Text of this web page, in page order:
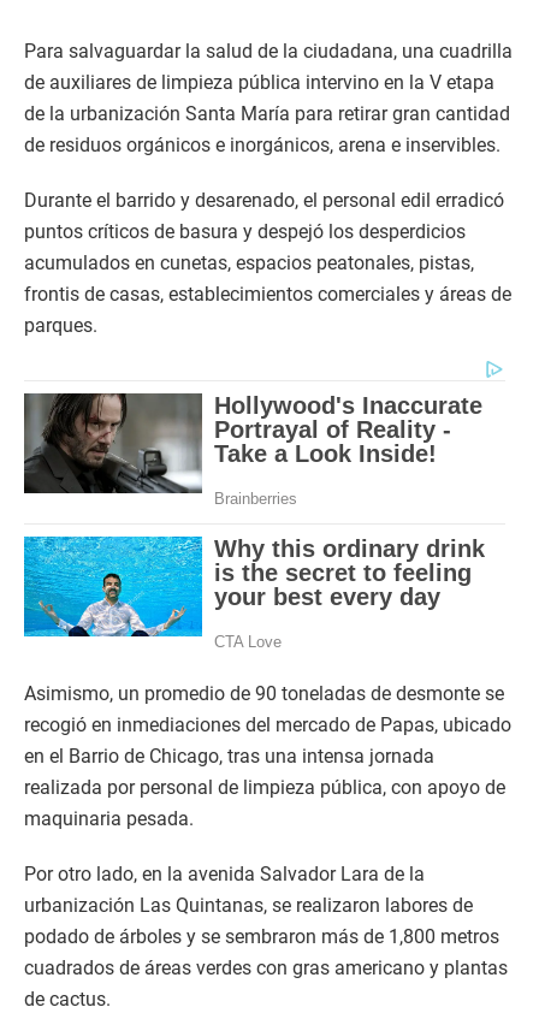
Para salvaguardar la salud de la ciudadana, una cuadrilla
de auxiliares de limpieza pública intervino en la V etapa
de la urbanización Santa María para retirar gran cantidad
de residuos orgánicos e inorgánicos, arena e inservibles.
Durante el barrido y desarenado, el personal edil erradicó
puntos críticos de basura y despejó los desperdicios
acumulados en cunetas, espacios peatonales, pistas,
frontis de casas, establecimientos comerciales y áreas de
parques.
Asimismo, un promedio de 90 toneladas de desmonte se
recogió en inmediaciones del mercado de Papas, ubicado
en el Barrio de Chicago, tras una intensa jornada
realizada por personal de limpieza pública, con apoyo de
maquinaria pesada.
Por otro lado, en la avenida Salvador Lara de la
urbanización Las Quintanas, se realizaron labores de
podado de árboles y se sembraron más de 1,800 metros
cuadrados de áreas verdes con gras americano y plantas
de cactus.